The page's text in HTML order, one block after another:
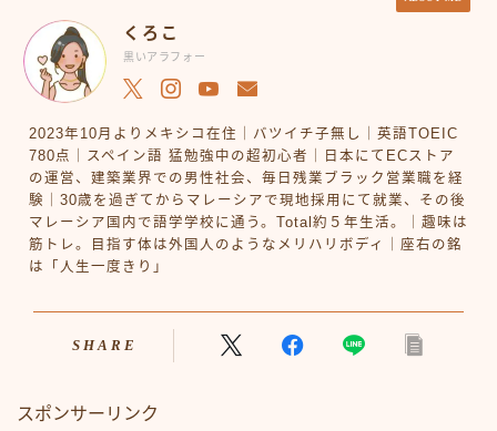
くろこ
黒いアラフォー
2023年10月よりメキシコ在住｜バツイチ子無し｜英語TOEIC
780点｜スペイン語 猛勉強中の超初心者｜日本にてECストア
の運営、建築業界での男性社会、毎日残業ブラック営業職を経
験｜30歳を過ぎてからマレーシアで現地採用にて就業、その後
マレーシア国内で語学学校に通う。Total約５年生活。｜趣味は
筋トレ。目指す体は外国人のようなメリハリボディ｜座右の銘
は「人生一度きり」
SHARE
スポンサーリンク